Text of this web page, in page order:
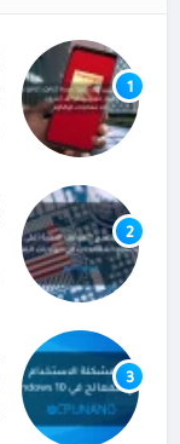
1
2
3